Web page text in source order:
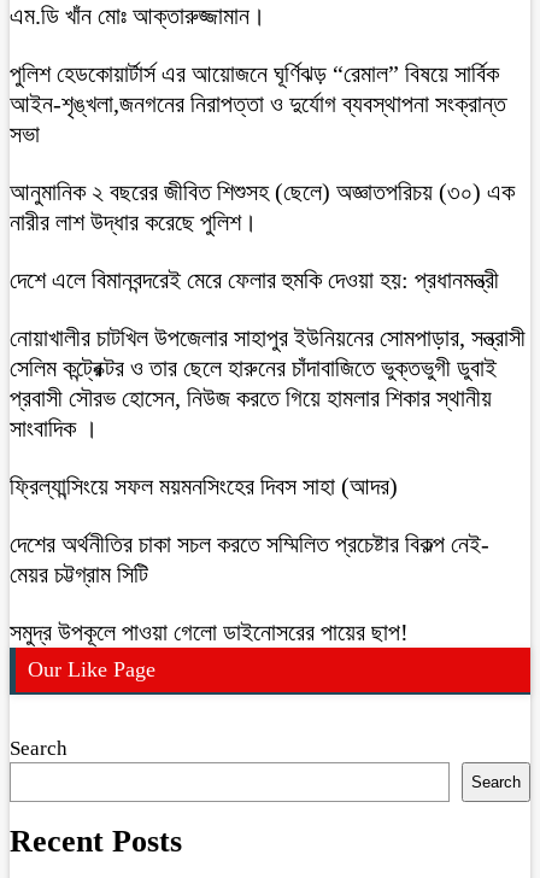
এম.ডি খাঁন মোঃ আক্তারুজ্জামান।
পুলিশ হেডকোয়ার্টার্স এর আয়োজনে ঘূর্ণিঝড় “রেমাল” বিষয়ে সার্বিক
আইন-শৃঙ্খলা,জনগনের নিরাপত্তা ও দুর্যোগ ব্যবস্থাপনা সংক্রান্ত
সভা
আনুমানিক ২ বছরের জীবিত শিশুসহ (ছেলে) অজ্ঞাতপরিচয় (৩০) এক
নারীর লাশ উদ্ধার করেছে পুলিশ।
দেশে এলে বিমানবন্দরেই মেরে ফেলার হুমকি দেওয়া হয়: প্রধানমন্ত্রী
নোয়াখালীর চাটখিল উপজেলার সাহাপুর ইউনিয়নের সোমপাড়ার, সন্ত্রাসী
সেলিম কন্ট্রেক্টর ও তার ছেলে হারুনের চাঁদাবাজিতে ভুক্তভুগী ডুবাই
প্রবাসী সৌরভ হোসেন, নিউজ করতে গিয়ে হামলার শিকার স্থানীয়
সাংবাদিক ।
ফ্রিল্যান্সিংয়ে সফল ময়মনসিংহের দিবস সাহা (আদর)
দেশের অর্থনীতির চাকা সচল করতে সম্মিলিত প্রচেষ্টার বিকল্প নেই-
মেয়র চট্টগ্রাম সিটি
সমুদ্র উপকূলে পাওয়া গেলো ডাইনোসরের পায়ের ছাপ!
Our Like Page
Search
Search
Recent Posts